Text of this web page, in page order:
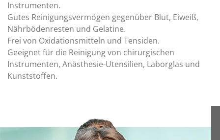
Instrumenten.
Gutes Reinigungsvermögen gegenüber Blut, Eiweiß,
Nährbödenresten und Gelatine.
Frei von Oxidationsmitteln und Tensiden.
Geeignet für die Reinigung von chirurgischen
Instrumenten, Anästhesie-Utensilien, Laborglas und
Kunststoffen.